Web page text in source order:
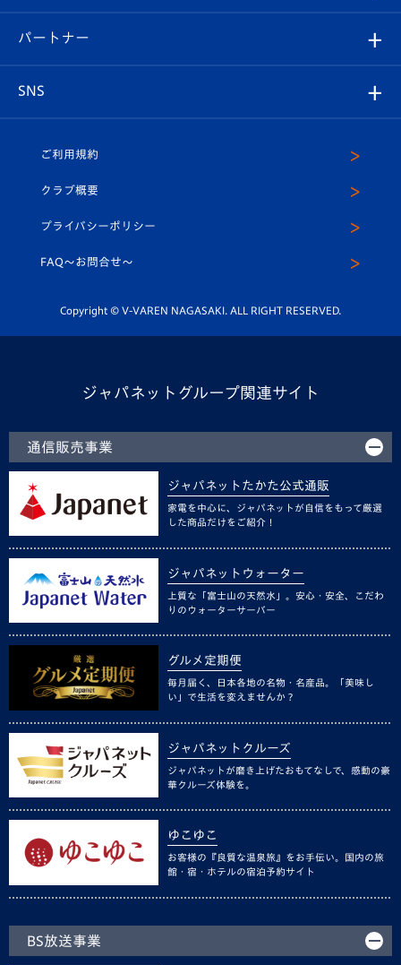
メディア
ホームタウン
マスコット紹介
平和祈念活動
ホームタウン活動
ヴィヴィくんの長崎おもてなしガイド
スタジアムグルメ
V-LOVERS（ファンクラブ）
プレイヤーズスイート
店舗情報
育成からのお知らせ
U-18
スクール
パートナー
SNS
ヴィヴィくんインスタグラム
公式LINE＠
ご利用規約
クラブ概要
プライバシーポリシー
FAQ〜お問合せ〜
Copyright © V-VAREN NAGASAKI. ALL RIGHT RESERVED.
ジャパネットグループ関連サイト
通信販売事業
ジャパネットたかた公式通販
家電を中心に、ジャパネットが自信をもって厳選
した商品だけをご紹介！
ジャパネットウォーター
上質な「富士山の天然水」。安心・安全、こだわ
りのウォーターサーバー
グルメ定期便
毎月届く、日本各地の名物・名産品。「美味し
い」で生活を変えませんか？
ジャパネットクルーズ
ジャパネットが磨き上げたおもてなしで、感動の豪
華クルーズ体験を。
ゆこゆこ
お客様の『良質な温泉旅』をお手伝い。国内の旅
館・宿・ホテルの宿泊予約サイト
BS放送事業